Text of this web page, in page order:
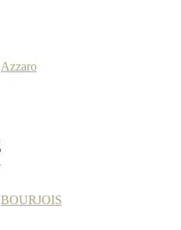
Azzaro
BOURJOIS